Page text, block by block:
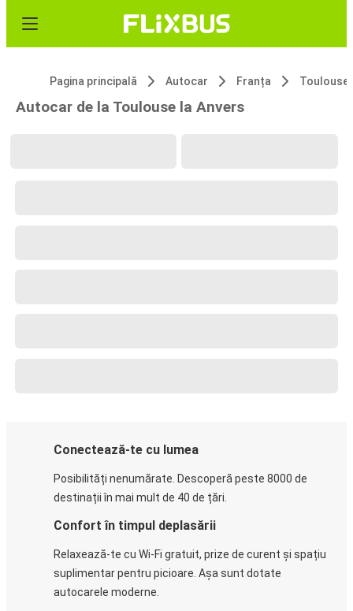
Pagina principală Autocar Franța Toulouse
Autocar de la Toulouse la Anvers
Conectează-te cu lumea
Posibilități nenumărate. Descoperă peste 8000 de
destinații în mai mult de 40 de țări.
Confort în timpul deplasării
Relaxează-te cu Wi-Fi gratuit, prize de curent și spațiu
suplimentar pentru picioare. Așa sunt dotate
autocarele moderne.